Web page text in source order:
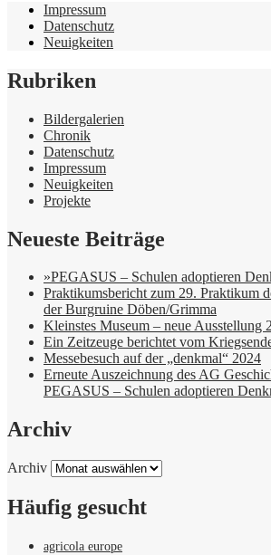
Impressum
Datenschutz
Neuigkeiten
Rubriken
Bildergalerien
Chronik
Datenschutz
Impressum
Neuigkeiten
Projekte
Neueste Beiträge
»PEGASUS – Schulen adoptieren
Praktikumsbericht zum 29. Praktikum
der Burgruine Döben/Grimma
Kleinstes Museum – neue Ausstellung
Ein Zeitzeuge berichtet vom
Messebesuch auf der „denkmal“ 2024
Erneute Auszeichnung des AG
PEGASUS – Schulen adoptieren
Archiv
Archiv
Häufig gesucht
agricola europe